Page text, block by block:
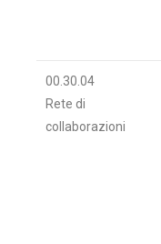
00.30.04
Rete di
collaborazioni